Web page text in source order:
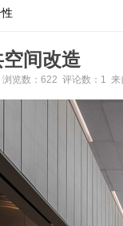
间改造
览数：622 评论数：1